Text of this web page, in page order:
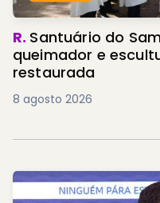
R. Santuário do
queimador e
restaurada
8 agosto 2026